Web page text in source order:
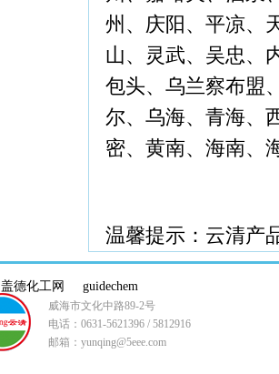
州、庆阳、平凉、
山、灵武、吴忠、
包头、乌兰察布盟
尔、乌海、青海、
密、黄南、海南、
温馨提示：云清产
盖德化工网 guidechem
威海市文化中路89-2号
电话：0631-5621396 / 5812916
邮箱：yunqing@5eee.com